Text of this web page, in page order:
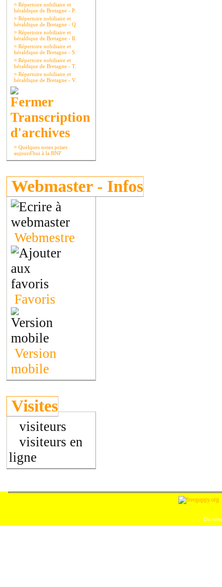
¤ Répertoire nobiliaire et
héraldique de Bretagne - P.
¤ Répertoire nobiliaire et
héraldique de Bretagne - Q.
¤ Répertoire nobiliaire et
héraldique de Bretagne - R.
¤ Répertoire nobiliaire et
héraldique de Bretagne - S.
¤ Répertoire nobiliaire et
héraldique de Bretagne - T.
¤ Répertoire nobiliaire et
héraldique de Bretagne - V.
Transcription
d'archives
¤ Quelques notes prises
aujourd'hui à la BNF
Webmaster - Infos
Webmestre
Favoris
Version
mobile
Visites
visiteurs
visiteurs en
ligne